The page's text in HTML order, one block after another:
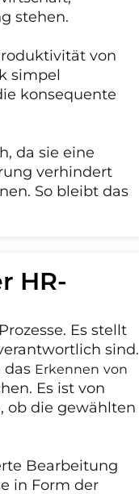
stehen.
von
simpel
konsequente
da sie eine
verhindert
So bleibt das
HR-
Es stellt
sind.
das Erkennen von
Es ist von
ob die gewählten
Bearbeitung
in Form der